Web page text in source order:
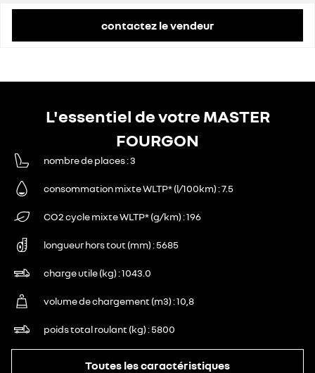
contactez le vendeur
L'essentiel de votre MASTER
FOURGON
nombre de places 3
consommation mixte WLTP* (l/100km) 7.5
CO2 cycle mixte WLTP* (g/km) 196
longueur hors tout (mm) 5685
charge utile (kg) 1043.0
volume de chargement (m3) 10,8
poids total roulant (kg) 5800
Toutes les caractéristiques